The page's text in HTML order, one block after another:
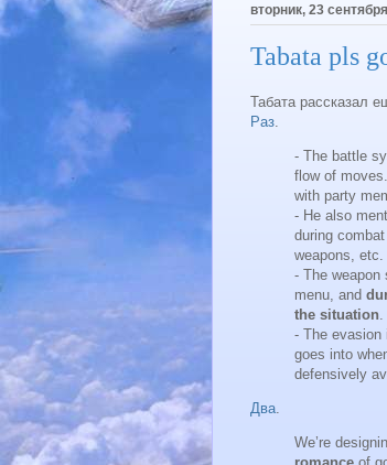
вторник, 23
Tabata pls
Табата рассказал
Раз.
- The battle
flow of
with party
- He also
during
weapons, etc.
- The
menu, and
the situation.
- The evasion
goes into
defensively
Два.
We’re